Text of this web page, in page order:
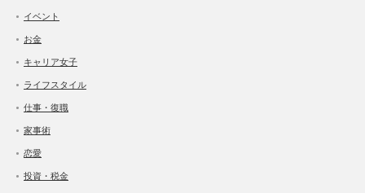
イベント
お金
キャリア女子
ライフスタイル
仕事・復職
家事術
恋愛
投資・税金